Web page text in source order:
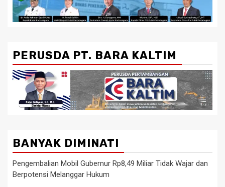
PERUSDA PT. BARA KALTIM
BANYAK DIMINATI
Pengembalian Mobil Gubernur Rp8,49 Miliar Tidak Wajar dan
Berpotensi Melanggar Hukum